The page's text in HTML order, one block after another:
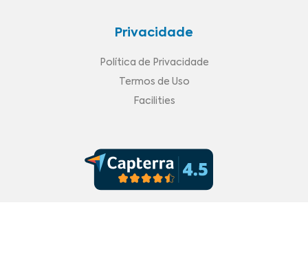
Privacidade
Política de Privacidade
Termos de Uso
Facilities